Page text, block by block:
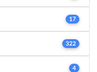
17
322
4